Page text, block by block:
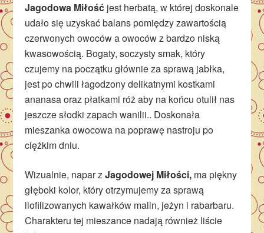
Jagodowa Miłość jest herbatą, w której doskonale
udało się uzyskać balans pomiędzy zawartością
czerwonych owoców a owoców z bardzo niską
kwasowością. Bogaty, soczysty smak, który
czujemy na początku głównie za sprawą jabłka,
jest po chwili łagodzony delikatnymi kostkami
ananasa oraz płatkami róż aby na końcu otulił nas
jeszcze słodki zapach wanilii.. Doskonała
mieszanka owocowa na poprawę nastroju po
ciężkim dniu.
Wizualnie, napar zJagodowej Miłości, ma piękny
głęboki kolor, który otrzymujemy za sprawą
liofilizowanych kawałków malin, jeżyn i rabarbaru.
Charakteru tej mieszance nadają również liście